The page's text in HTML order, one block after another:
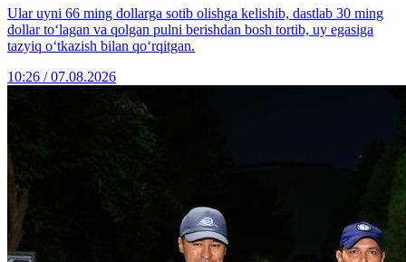
Ular uyni 66 ming dollarga sotib olishga kelishib, dastlab 30 ming
dollar to‘lagan va qolgan pulni berishdan bosh tortib, uy egasiga
tazyiq o‘tkazish bilan qo‘rqitgan.
10:26 / 07.08.2026